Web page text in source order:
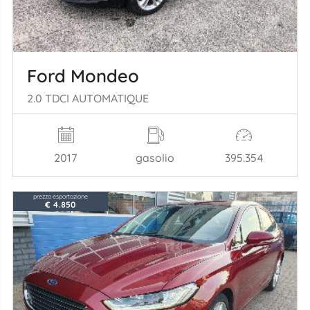
Ford Mondeo
2.0 TDCI AUTOMATIQUE
2017 gasolio 395.354
prezzo esportazione
€ 4.850